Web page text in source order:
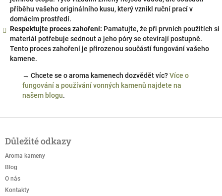
příběhu vašeho originálního kusu, který vznikl ruční prací v
domácím prostředí.
Respektujte proces zahoření: Pamatujte, že při prvních použitích si
materiál potřebuje sednout a jeho póry se otevírají postupně.
Tento proces zahoření je přirozenou součástí fungování vašeho
kamene.
→ Chcete se o aroma kamenech dozvědět víc?Více o
fungování a používání vonných kamenů najdete na
našem blogu.
pDůležité odkazy
Aroma kameny
Blog
O nás
Kontakty